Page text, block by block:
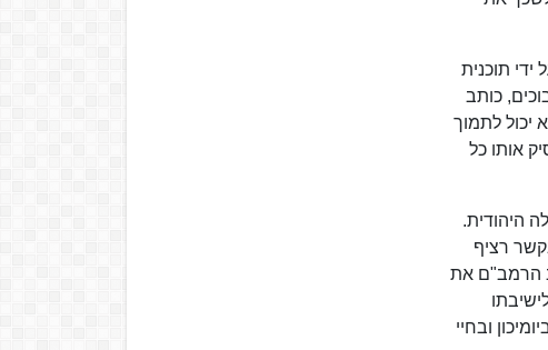
תוכנית
כותב
יכול לתמוך
אותו כל
היהודית.
רציף
הרמב"ם את
ובחיי